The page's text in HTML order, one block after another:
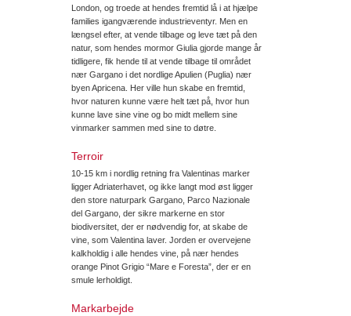
London, og troede at hendes fremtid lå i at hjælpe
families igangværende industrieventyr. Men en
længsel efter, at vende tilbage og leve tæt på den
natur, som hendes mormor Giulia gjorde mange år
tidligere, fik hende til at vende tilbage til området
nær Gargano i det nordlige Apulien (Puglia) nær
byen Apricena. Her ville hun skabe en fremtid,
hvor naturen kunne være helt tæt på, hvor hun
kunne lave sine vine og bo midt mellem sine
vinmarker sammen med sine to døtre.
Terroir
10-15 km i nordlig retning fra Valentinas marker
ligger Adriaterhavet, og ikke langt mod øst ligger
den store naturpark Gargano, Parco Nazionale
del Gargano, der sikre markerne en stor
biodiversitet, der er nødvendig for, at skabe de
vine, som Valentina laver. Jorden er overvejene
kalkholdig i alle hendes vine, på nær hendes
orange Pinot Grigio “Mare e Foresta”, der er en
smule lerholdigt.
Markarbejde